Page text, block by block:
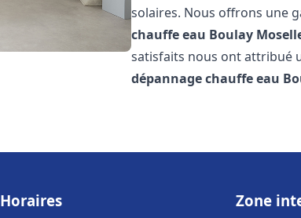
solaires. Nous offrons une
chauffe eau Boulay
satisfaits nous ont attribué
dépannage chauffe eau
Horaires Zone